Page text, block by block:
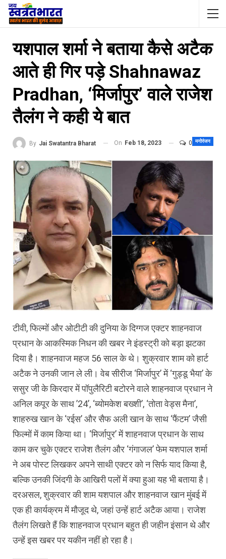
यशपाल शर्मा ने बताया कैसे अटैक
आते ही गिर पड़े Shahnawaz
Pradhan, ‘मिर्जापुर’ वाले राजेश
तैलंग ने कही ये बात
मनोरंजन
By Jai Swatantra Bharat On Feb 18, 2023 0
टीवी, फिल्मों और ओटीटी की दुनिया के दिग्‍गज एक्‍टर शाहनवाज
प्रधान के आकस्‍म‍िक निधन की खबर ने इंडस्‍ट्री को बड़ा झटका
दिया है। शाहनवाज महज 56 साल के थे। शुक्रवार शाम को हार्ट
अटैक ने उनकी जान ले ली। वेब सीरीज ‘मिर्जापुर’ में ‘गुड्डू भैया’ के
ससुर जी के किरदार में पॉपुलैरिटी बटोरने वाले शाहनवाज प्रधान ने
अनिल कपूर के साथ ’24’, ‘ब्‍योमकेश बख्शी’, ‘तोता वेड्स मैना’,
शाहरुख खान के ‘रईस’ और सैफ अली खान के साथ ‘फैंटम’ जैसी
फिल्मों में काम किया था। ‘मिर्जापुर’ में शाहनवाज प्रधान के साथ
काम कर चुके एक्‍टर राजेश तैलंग और ‘गंगाजल’ फेम यशपाल शर्मा
ने अब पोस्‍ट लिखकर अपने साथी एक्‍टर को न सिर्फ याद किया है,
बल्‍क‍ि उनकी जिंदगी के आख‍िरी पलों में क्‍या हुआ यह भी बताया है।
दरअसल, शुक्रवार की शाम यशपाल और शाहनवाज खान मुंबई में
एक ही कार्यक्रम में मौजूद थे, जहां उन्‍हें हार्ट अटैक आया। राजेश
तैलंग लिखते हैं कि शाहनवाज प्रधान बहुत ही जहीन इंसान थे और
उन्‍हें इस खबर पर यकीन नहीं हो रहा है।